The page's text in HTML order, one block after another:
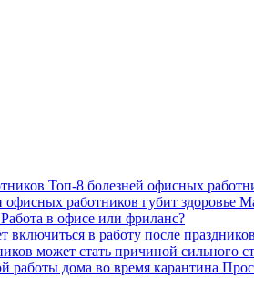
Топ-8 болезней офисных
Работа в офисе или фриланс?